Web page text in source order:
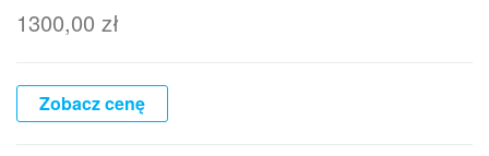
1300,00 zł
Zobacz cenę